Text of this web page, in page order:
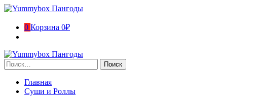
Перейти
содержимому
0 Корзина 0₽
Найти:
Главная
Суши и Роллы